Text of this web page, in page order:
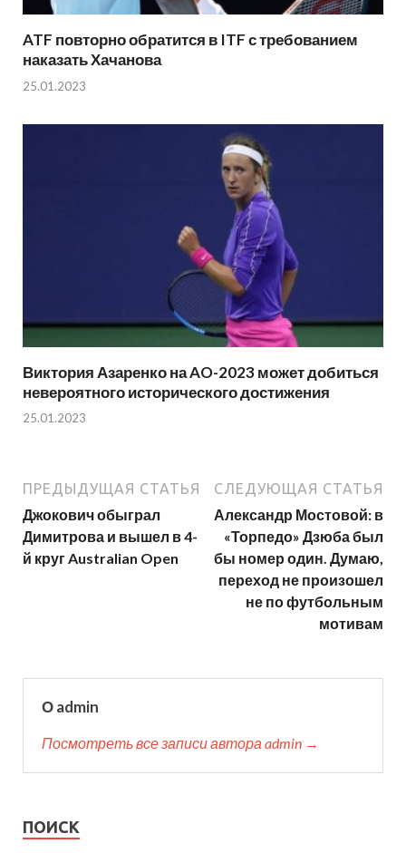
ATF повторно обратится в ITF с требованием
наказать Хачанова
25.01.2023
Виктория Азаренко на AO-2023 может добиться
невероятного исторического достижения
25.01.2023
ПРЕДЫДУЩАЯ СТАТЬЯ
Джокович обыграл
Димитрова и вышел в 4-
й круг Australian Open
СЛЕДУЮЩАЯ СТАТЬЯ
Александр Мостовой: в
«Торпедо» Дзюба был
бы номер один. Думаю,
переход не произошел
не по футбольным
мотивам
О admin
Посмотреть все записи автора admin →
ПОИСК